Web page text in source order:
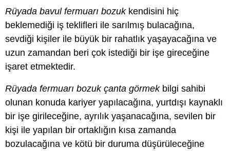
Rüyada bavul fermuarı bozukkendisini hiç
beklemediği iş teklifleri ile sarılmış bulacağına,
sevdiği kişiler ile büyük bir rahatlık yaşayacağına ve
uzun zamandan beri çok istediği bir işe gireceğine
işaret etmektedir.
Rüyada fermuarı bozuk çanta görmekbilgi sahibi
olunan konuda kariyer yapılacağına, yurtdışı kaynaklı
bir işe girileceğine, ayrılık yaşanacağına, sevilen bir
kişi ile yapılan bir ortaklığın kısa zamanda
bozulacağına ve kötü bir duruma düşürüleceğine